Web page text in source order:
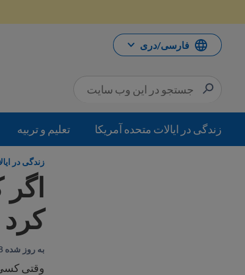
فارسی/دری
زندگی در ایالات متحده آمریکا تعلیم و تربیه
زندگی در
کرد
به روز شده 18, 2026
وقتی